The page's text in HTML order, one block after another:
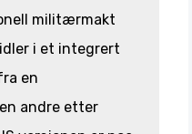
militærmakt
i et integrert
en
andre etter